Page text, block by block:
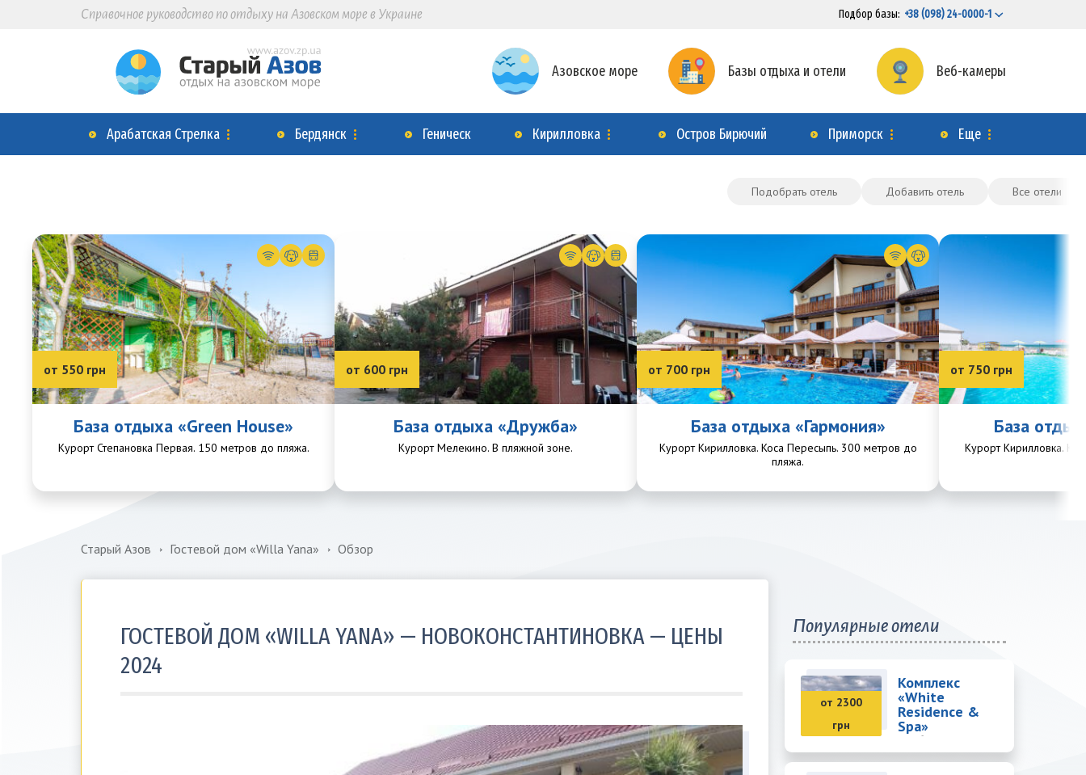
Справочное руководство по отдыху на Азовском море в Украине Подбор базы: +38 (098) 24-0000-1
Азовское море Базы отдыха и отели Веб-камеры
Арабатская Стрелка Бердянск Геническ Кирилловка Остров Бирючий Приморск Еще
Подобрать отель Добавить отель Все отели
от 550 грн
База отдыха «Green House»
Курорт Степановка Первая. 150 метров до пляжа.
от 600 грн
База отдыха «Дружба»
Курорт Мелекино. В пляжной зоне.
от 700 грн
База отдыха «Гармония»
Курорт Кирилловка. Коса Пересыпь. 300 метров до
пляжа.
от 750 грн
База
Курорт Кирилловка.
Старый Азов Гостевой дом «Willa Yana» Обзор
ГОСТЕВОЙ ДОМ «WILLA YANA» — НОВОКОНСТАНТИНОВКА — ЦЕНЫ
2024
Популярные отели
от 2300
грн
Комплекс
«White
Residence &
Spa»
Арабатская
Стрелка. SPA-